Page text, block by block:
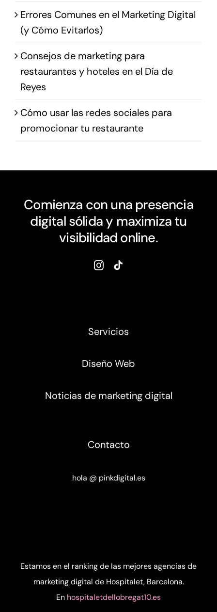
Errores Comunes en el Marketing Digital
(y Cómo Evitarlos)
Consejos de marketing para
restaurantes y hoteles en el Día de
Reyes
Cómo usar las redes sociales para
promocionar tu restaurante
Comienza con una presencia
digital sólida y maximiza tu
visibilidad online.
Servicios
Diseño Web
Noticias de marketing digital
Contacto
hola @ pinkdigital.es
Estamos en el ranking de las mejoresagencias de
marketing digital de Hospitalet, Barcelona.
En hospitaletdellobregat10.es